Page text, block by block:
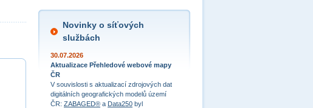
Novinky o síťových
službách
30.07.2026
Aktualizace Přehledové webové mapy
ČR
V souvislosti s aktualizací zdrojových dat
digitálních geografických modelů území
ČR: ZABAGED® a Data250 byl